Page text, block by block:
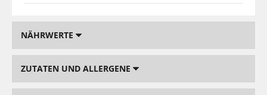
NÄHRWERTE
ZUTATEN UND ALLERGENE